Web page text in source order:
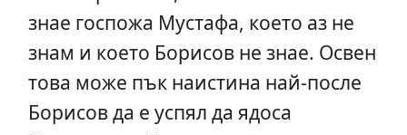
знае госпожа Мустафа, което аз не
знам и което Борисов не знае. Освен
това може пък наистина най-после
Борисов да е успял да ядоса